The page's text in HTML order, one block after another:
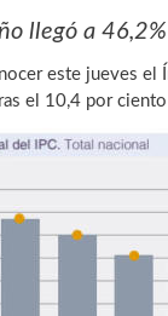
llegó a
este jueves el
el 10,4 por